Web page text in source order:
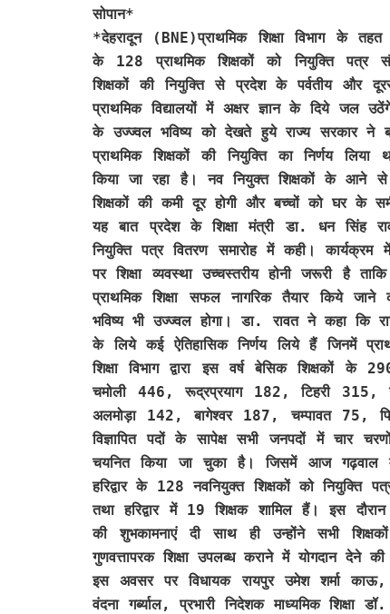
सोपान*
*देहरादून (BNE)प्राथमिक शिक्षा विभाग के
के 128 प्राथमिक शिक्षकों को नियुक्ति पत्र
शिक्षकों की नियुक्ति से प्रदेश के पर्वतीय और
प्राथमिक विद्यालयों में अक्षर ज्ञान के दिये जल
के उज्ज्वल भविष्य को देखते हुये राज्य सरकार ने
प्राथमिक शिक्षकों की नियुक्ति का निर्णय लिया
किया जा रहा है। नव नियुक्त शिक्षकों के आने से
शिक्षकों की कमी दूर होगी और बच्चों को घर के
यह बात प्रदेश के शिक्षा मंत्री डा. धन सिंह
नियुक्ति पत्र वितरण समारोह में कही।
पर शिक्षा व्यवस्था उच्चस्तरीय होनी जरूरी है
प्राथमिक शिक्षा सफल नागरिक तैयार किये
भविष्य भी उज्ज्वल होगा। डा. रावत ने कहा कि
के लिये कई ऐतिहासिक निर्णय लिये हैं जिनमें
शिक्षा विभाग द्वारा इस वर्ष बेसिक शिक्षकों के
चमोली 446, रूद्रप्रयाग 182, टिहरी 315,
अलमोड़ा 142, बागेश्वर 187, चम्पावत 75,
विज्ञापित पदों के सापेक्ष सभी जनपदों में चार
चयनित किया जा चुका है। जिसमें आज गढ़वाल
हरिद्वार के 128 नवनियुक्त शिक्षकों को
तथा हरिद्वार में 19 शिक्षक शामिल हैं। इस
की शुभकामनाएं दी साथ ही उन्होंने सभी
गुणवत्तापरक शिक्षा उपलब्ध कराने में योगदान देने
इस अवसर पर विधायक रायपुर उमेश शर्मा काऊ,
वंदना गर्ब्याल, प्रभारी निदेशक माध्यमिक शिक्षा